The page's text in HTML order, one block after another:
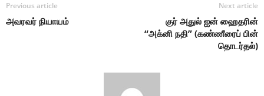
Previous article
அவரவர் நியாயம்
Next article
குர் அதுல் ஐன் ஹைதரின்
“அக்னி நதி” (கண்ணீரைப் பின்
தொடர்தல்)